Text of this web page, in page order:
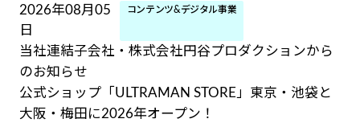
2026年08月05
日
コンテンツ&デジタル事業
当社連結子会社・株式会社円谷プロダクションから
のお知らせ
公式ショップ「ULTRAMAN STORE」東京・池袋と
大阪・梅田に2026年オープン！